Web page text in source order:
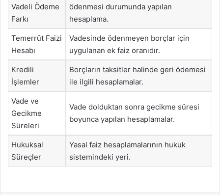
Vadeli Ödeme
Farkı
ödenmesi durumunda yapılan
hesaplama.
Temerrüt Faizi
Hesabı
Vadesinde ödenmeyen borçlar için
uygulanan ek faiz oranıdır.
Kredili
İşlemler
Borçların taksitler halinde geri ödemesi
ile ilgili hesaplamalar.
Vade ve
Gecikme
Süreleri
Vade dolduktan sonra gecikme süresi
boyunca yapılan hesaplamalar.
Hukuksal
Süreçler
Yasal faiz hesaplamalarının hukuk
sistemindeki yeri.